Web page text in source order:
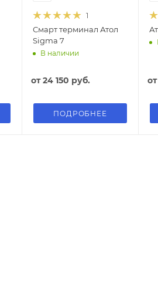
1
Смарт терминал Атол
Sigma 7
В наличии
от24 150 руб.
ПОДРОБНЕЕ